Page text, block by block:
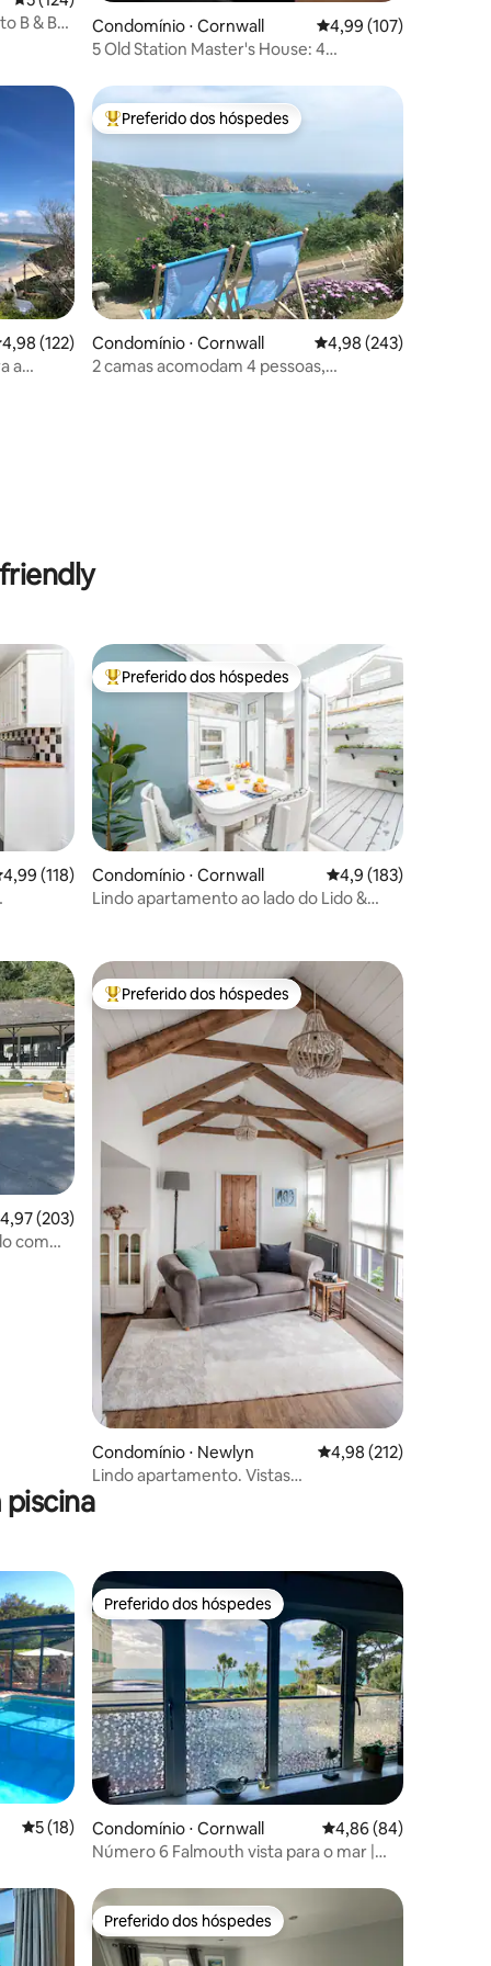
B & B
Condomínio ⋅ Cornwall 4,99 de uma avaliação
4,99 (107)
5 Old Station Master's House: 4
hóspedes
de uma avaliação média de 5, 122 avaliações
4,98 (122)
a
Entre os melhores preferidos dos hóspedes
Preferido dos hóspedes
Condomínio ⋅ Cornwall 4,98 de uma avaliação
4,98 (243)
2 camas acomodam 4 pessoas,
hóspedes
de uma avaliação média de 5, 118 avaliações
4,99 (118)
Entre os melhores preferidos dos hóspedes
Preferido dos hóspedes
Condomínio ⋅ Cornwall 4,9 de uma avaliação
4,9 (183)
Lindo apartamento ao lado do Lido &
hóspedes
de uma avaliação média de 5, 203 avaliações
4,97 (203)
com
Entre os melhores preferidos dos hóspedes
Preferido dos hóspedes
Condomínio ⋅ Newlyn 4,98 de uma avaliação
4,98 (212)
Lindo apartamento. Vistas
deslumbrantes. Estacionamento.
5 de uma avaliação média de 5, 18 avaliações
5 (18)
Preferido dos hóspedes
Preferido dos hóspedes
Condomínio ⋅ Cornwall 4,86 de uma
4,86 (84)
Número 6 Falmouth vista para o mar |
Preferido dos hóspedes
Preferido dos hóspedes